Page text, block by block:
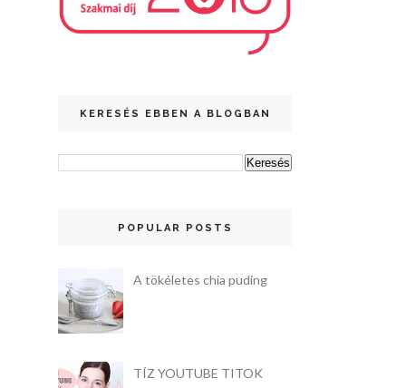
KERESÉS EBBEN A BLOGBAN
POPULAR POSTS
A tökéletes chia puding
TÍZ YOUTUBE TITOK